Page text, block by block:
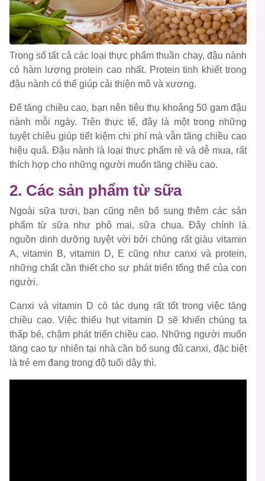
Trong số tất cả các loại thực phẩm thuần chay, đậu nành
có hàm lượng protein cao nhất. Protein tinh khiết trong
đậu nành có thể giúp cải thiện mô và xương.
Để tăng chiều cao, bạn nên tiêu thụ khoảng 50 gam đậu
nành mỗi ngày. Trên thực tế, đây là một trong những
tuyệt chiêu giúp tiết kiệm chi phí mà vẫn tăng chiều cao
hiệu quả. Đậu nành là loại thực phẩm rẻ và dễ mua, rất
thích hợp cho những người muốn tăng chiều cao.
2. Các sản phẩm từ sữa
Ngoài sữa tươi, bạn cũng nên bổ sung thêm các sản
phẩm từ sữa như phô mai, sữa chua. Đây chính là
nguồn dinh dưỡng tuyệt vời bởi chúng rất giàu vitamin
A, vitamin B, vitamin D, E cũng như canxi và protein,
những chất cần thiết cho sự phát triển tổng thể của con
người.
Canxi và vitamin D có tác dụng rất tốt trong việc tăng
chiều cao. Việc thiếu hụt vitamin D sẽ khiến chúng ta
thấp bé, chậm phát triển chiều cao. Những người muốn
tăng cao tự nhiên tại nhà cần bổ sung đủ canxi, đặc biệt
là trẻ em đang trong độ tuổi dậy thì.